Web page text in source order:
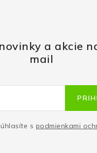
a akcie
mail
s podmienkami